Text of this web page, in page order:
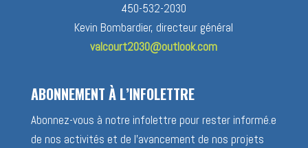
450-532-2030
Kevin Bombardier, directeur général
valcourt2030@outlook.com
ABONNEMENT À L’INFOLETTRE
Abonnez-vous à notre infolettre pour rester informé.e
de nos activités et de l’avancement de nos projets